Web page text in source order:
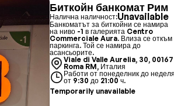
Биткойн банкомат Рим
Налична наличност:Unavailable
Банкоматът за биткойни се намира
на ниво -1 в галерията Centro
Commerciale Aura. Влиза се откъм
паркинга. Той се намира до
асансьорите.
Viale di Valle Aurelia, 30, 00167
Roma RM, Италия
Работи от понеделник до
от 9:30 до 21:00 ч.
Temporarily unavailable